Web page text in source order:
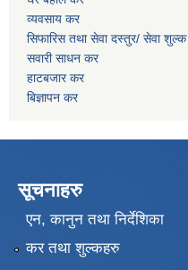
व्यवसाय कर
सिफारिस तथा सेवा दस्तुर/ सेवा शुल्क
सवारी साधन कर
हाटबजार कर
बिज्ञापन कर
सूचनाहरु
एन, कानुन तथा निर्देशिका
कर तथा शुल्कहरु